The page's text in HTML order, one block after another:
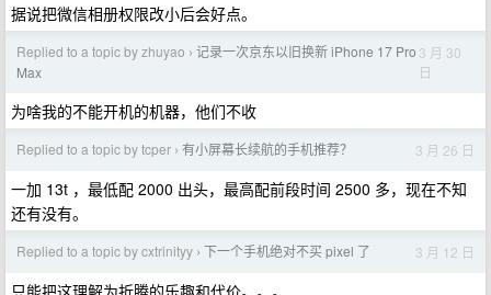
据说把微信相册权限改小后会好点。
Replied to a topic by zhuyao › 记录一次京东以旧换新 iPhone 17 Pro
Max
3 月 30
日
为啥我的不能开机的机器，他们不收
Replied to a topic by tcper › 有小屏幕长续航的手机推荐？ 3 月 26 日
一加 13t ，最低配 2000 出头，最高配前段时间 2500 多，现在不知
还有没有。
Replied to a topic by cxtrinityy › 下一个手机绝对不买 pixel 了 3 月 12 日
只能把这理解为折腾的乐趣和代价。。。